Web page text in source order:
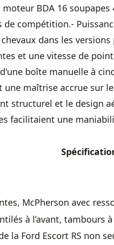
BDA 16
compétition.-
dans les
et une vitesse de
boîte manuelle à
maîtrise accrue sur
structurel et le design
facilitaient une
McPherson avec
à l’avant, tambours
la Ford Escort RS non